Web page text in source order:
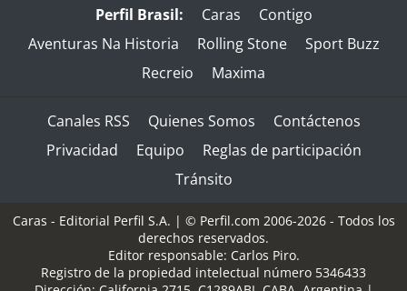
Perfil Brasil: Caras
Contigo
Aventuras Na Historia
Rolling Stone
Sport Buzz
Recreio
Maxima
Canales RSS Quienes Somos
Contáctenos
Privacidad
Equipo
Reglas de participación
Tránsito
Caras - Editorial Perfil S.A. | © Perfil.com 2006-2026 - Todos los
derechos reservados.
Editor responsable: Carlos Piro.
Registro de la propiedad intelectual número 5346433